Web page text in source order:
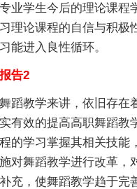
业学生今后的理论课程
理论课程的自信与积极
能进入良性循环。
告2
教学来讲，依旧存在
有效的提高高职舞蹈教
的学习掌握其相关技能
对舞蹈教学进行改革，
充，使舞蹈教学趋于完